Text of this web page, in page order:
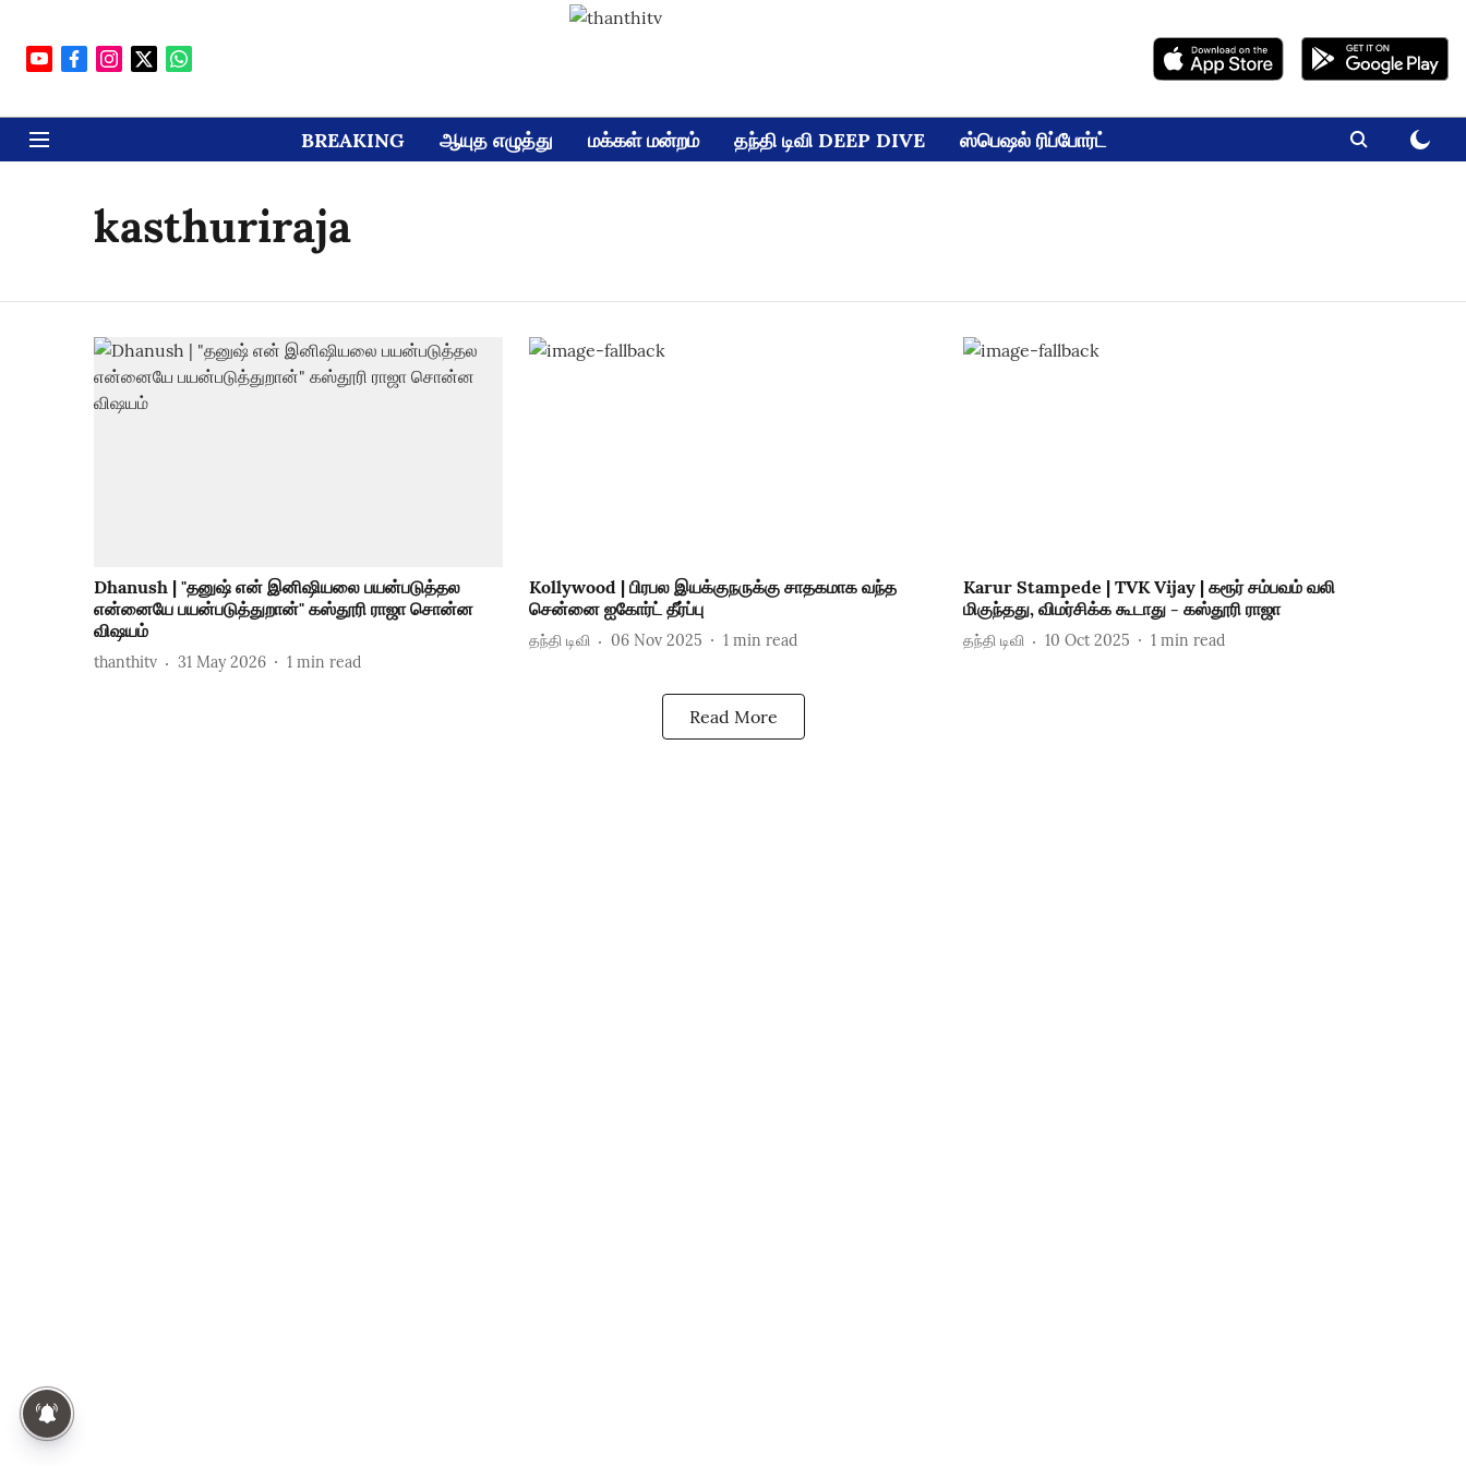
BREAKING ஆயுத எழுத்து மக்கள் மன்றம் தந்தி டிவி DEEP DIVE ஸ்பெஷல் ரிப்போர்ட்
kasthuriraja
Dhanush | "தனுஷ் என் இனிஷியலை பயன்படுத்தல
என்னையே பயன்படுத்துறான்" கஸ்தூரி ராஜா சொன்ன
விஷயம்
thanthitv 31 May 2026 1 min read
Kollywood | பிரபல இயக்குநருக்கு சாதகமாக வந்த
சென்னை ஐகோர்ட் தீர்ப்பு
தந்தி டிவி 06 Nov 2025 1 min read
Karur Stampede | TVK Vijay | கரூர் சம்பவம் வலி
மிகுந்தது, விமர்சிக்க கூடாது - கஸ்தூரி ராஜா
தந்தி டிவி 10 Oct 2025 1 min read
Read More